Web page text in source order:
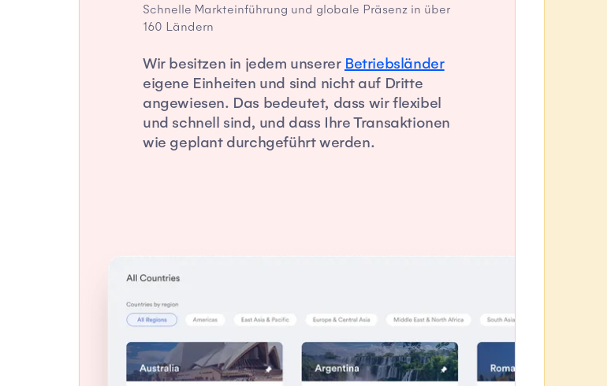
Schnelle Markteinführung und globale Präsenz in über
160 Ländern
Wir besitzen in jedem unserer Betriebsländer
eigene Einheiten und sind nicht auf Dritte
angewiesen. Das bedeutet, dass wir flexibel
und schnell sind, und dass Ihre Transaktionen
wie geplant durchgeführt werden.